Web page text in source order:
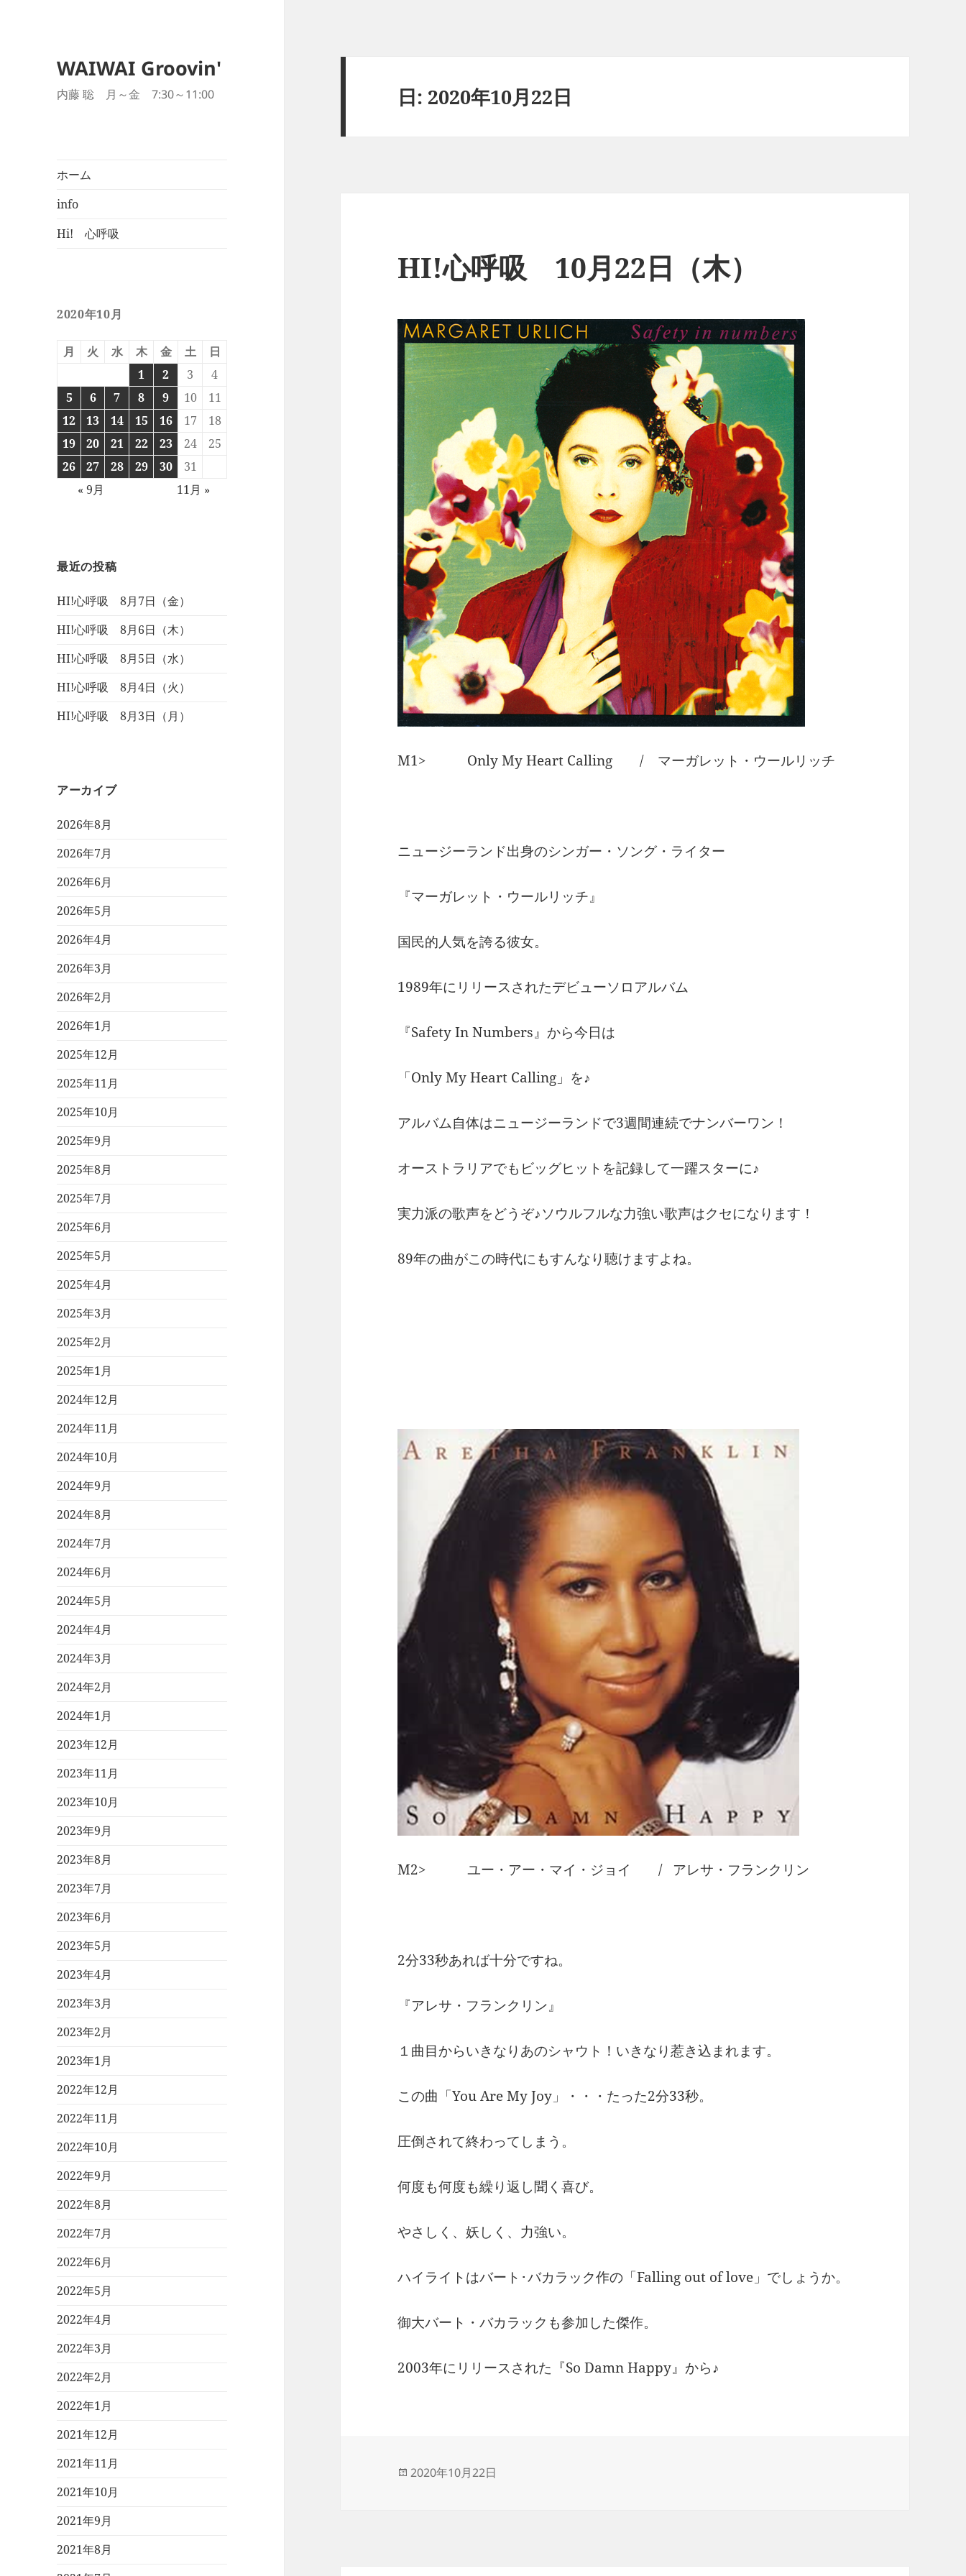
WAIWAI Groovin'
内藤 聡 月～金 7:30～11:00
ホーム
info
Hi! 心呼吸
2020年10月
月 火 水 木 金 土
日
1
2 3
4
5
6 7 8 9 10
11
12
13 14 15 16 17
18
19
20 21 22 23 24
25
26
27 28 29 30
31
« 9月
11月 »
最近の投稿
HI!心呼吸 8月7日（金）
HI!心呼吸 8月6日（木）
HI!心呼吸 8月5日（水）
HI!心呼吸 8月4日（火）
HI!心呼吸 8月3日（月）
アーカイブ
2026年8月
2026年7月
2026年6月
2026年5月
2026年4月
2026年3月
2026年2月
2026年1月
2025年12月
2025年11月
2025年10月
2025年9月
2025年8月
2025年7月
2025年6月
2025年5月
2025年4月
2025年3月
2025年2月
2025年1月
2024年12月
2024年11月
2024年10月
2024年9月
2024年8月
2024年7月
2024年6月
2024年5月
2024年4月
2024年3月
2024年2月
2024年1月
2023年12月
2023年11月
2023年10月
2023年9月
2023年8月
2023年7月
2023年6月
2023年5月
2023年4月
2023年3月
2023年2月
2023年1月
2022年12月
2022年11月
2022年10月
2022年9月
2022年8月
2022年7月
2022年6月
2022年5月
2022年4月
2022年3月
2022年2月
2022年1月
2021年12月
2021年11月
2021年10月
2021年9月
2021年8月
日: 2020年10月22日
HI!心呼吸 10月22日（木）
M1> Only My Heart Calling / マーガレット・ウールリッチ
ニュージーランド出身のシンガー・ソング・ライター
『マーガレット・ウールリッチ』
国民的人気を誇る彼女。
1989年にリリースされたデビューソロアルバム
『Safety In Numbers』から今日は
「Only My Heart Calling」を♪
アルバム自体はニュージーランドで3週間連続でナンバーワン！
オーストラリアでもビッグヒットを記録して一躍スターに♪
実力派の歌声をどうぞ♪ソウルフルな力強い歌声はクセになります！
89年の曲がこの時代にもすんなり聴けますよね。
M2> ユー・アー・マイ・ジョイ / アレサ・フランクリン
2分33秒あれば十分ですね。
『アレサ・フランクリン』
１曲目からいきなりあのシャウト！いきなり惹き込まれます。
この曲「You Are My Joy」・・・たった2分33秒。
圧倒されて終わってしまう。
何度も何度も繰り返し聞く喜び。
やさしく、妖しく、力強い。
ハイライトはバート･バカラック作の「Falling out of love」でしょうか。
御大バート・バカラックも参加した傑作。
2003年にリリースされた『So Damn Happy』から♪
投
2020年10月22日